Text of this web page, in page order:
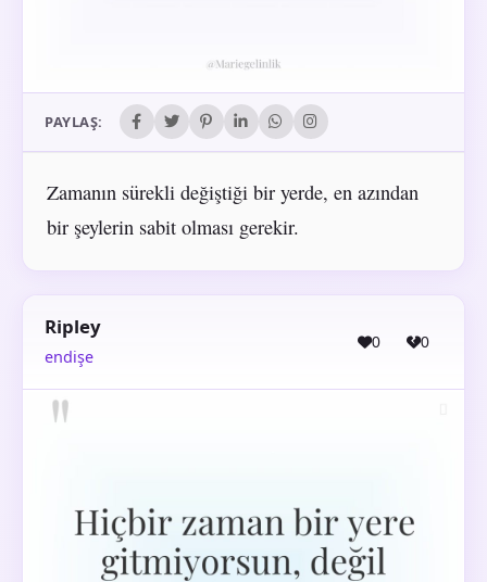
PAYLAŞ:
Zamanın sürekli değiştiği bir yerde, en azından
bir şeylerin sabit olması gerekir.
Ripley
endişe
0 0